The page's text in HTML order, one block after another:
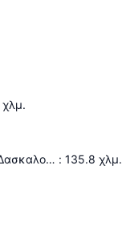
χλμ.
Κρατικός Αερολιμένας Χανίων «Ιωάννης Δασκαλογιάννης» : 135.8 χλμ.